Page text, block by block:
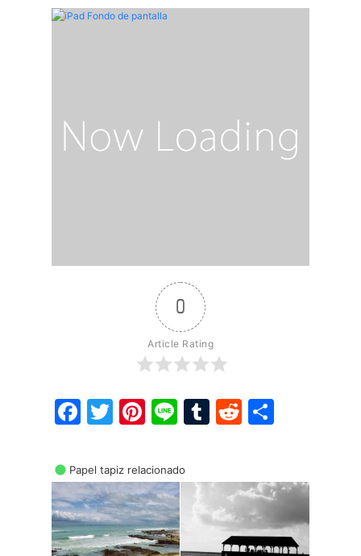
0
Article Rating
Facebook
Twitter
Pinterest
LineTumblr
Reddit
Papel tapiz relacionado